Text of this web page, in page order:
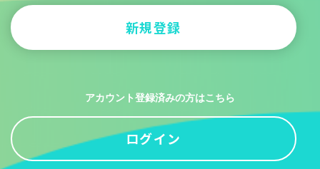
新規登録
アカウント登録済みの方はこちら
ログイン